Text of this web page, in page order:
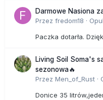
Darmowe Nasiona
Przez fredom18 ·
Paczka dotarła.
Living Soil Soma's
sezonowa🔥
Przez Men_of_Rust ·
Donice 35